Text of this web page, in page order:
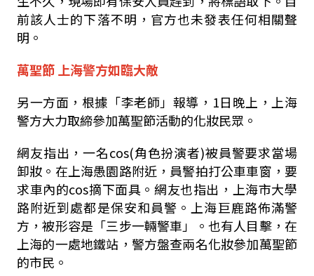
前該人士的下落不明，官方也未發表任何相關聲
明。
萬聖節 上海警方如臨大敵
另一方面，根據「李老師」報導， 1日晚上，上海
警方大力取締參加萬聖節活動的化妝民眾。
網友指出，一名cos(角色扮演者)被員警要求當場
卸妝。 在上海愚園路附近，員警拍打公車車窗，要
求車內的cos摘下面具。網友也指出，上海市大學
路附近到處都是保安和員警。 上海巨鹿路佈滿警
方，被形容是「三步一輛警車」。 也有人目擊，在
上海的一處地鐵站，警方盤查兩名化妝參加萬聖節
的市民。